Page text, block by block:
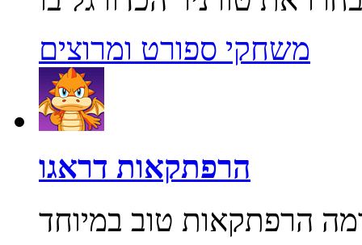
משחקי ספורט ומרוצים
הרפתקאות דראגו